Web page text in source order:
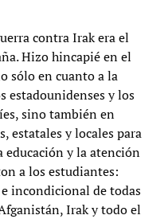
contra Irak era el
Hizo hincapié en el
sólo en cuanto a la
estadounidenses y los
sino también en
estatales y locales para
educación y la atención
a los estudiantes:
incondicional de todas
Irak y todo el